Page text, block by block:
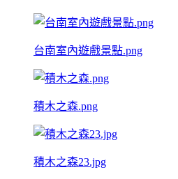
台南室內遊戲景點.png
積木之森.png
積木之森23.jpg